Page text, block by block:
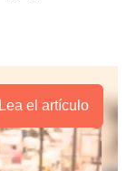
Lea el artículo